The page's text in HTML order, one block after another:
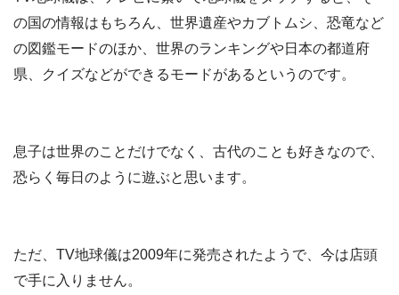
の国の情報はもちろん、世界遺産やカブトムシ、恐竜など
の図鑑モードのほか、世界のランキングや日本の都道府
県、クイズなどができるモードがあるというのです。
息子は世界のことだけでなく、古代のことも好きなので、
恐らく毎日のように遊ぶと思います。
ただ、TV地球儀は2009年に発売されたようで、今は店頭
で手に入りません。